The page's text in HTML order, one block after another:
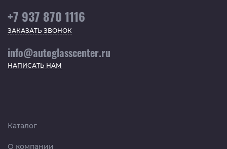
+7 937 870 1116
ЗАКАЗАТЬ ЗВОНОК
info@autoglasscenter.ru
НАПИСАТЬ НАМ
Каталог
О компании